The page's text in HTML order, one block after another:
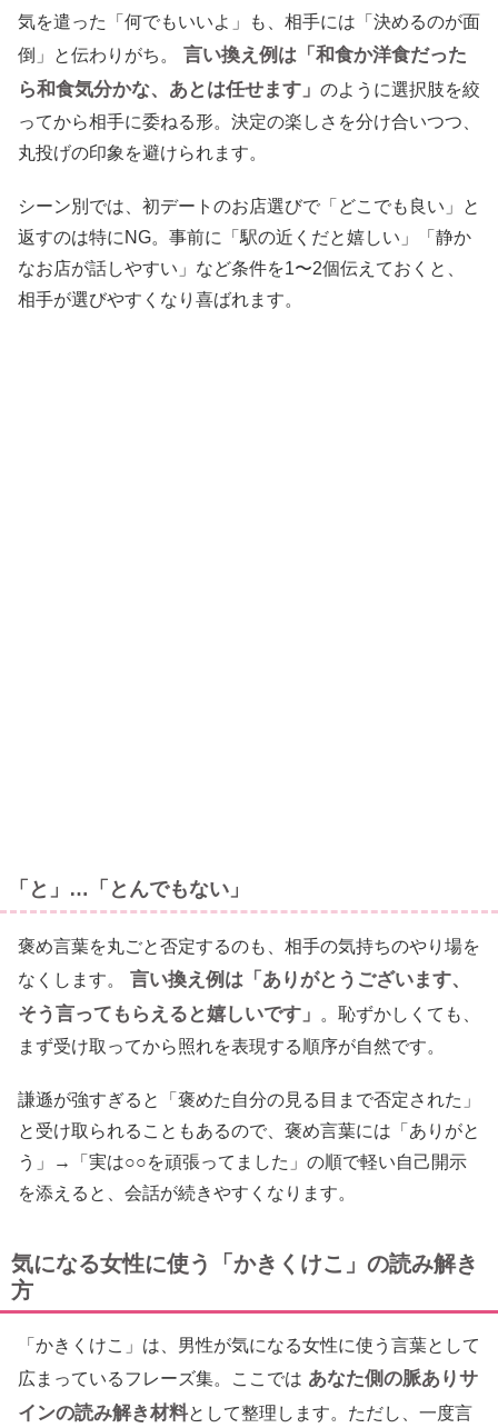
気を遣った「何でもいいよ」も、相手には「決めるのが面
倒」と伝わりがち。
言い換え例は「和食か洋食だった
ら和食気分かな、あとは任せます」 のように選択肢を絞
ってから相手に委ねる形。決定の楽しさを分け合いつつ、
丸投げの印象を避けられます。
シーン別では、初デートのお店選びで「どこでも良い」と
返すのは特にNG。事前に「駅の近くだと嬉しい」「静か
なお店が話しやすい」など条件を1〜2個伝えておくと、
相手が選びやすくなり喜ばれます。
「と」…「とんでもない」
褒め言葉を丸ごと否定するのも、相手の気持ちのやり場を
なくします。
言い換え例は「ありがとうございます、
そう言ってもらえると嬉しいです」
。恥ずかしくても、
まず受け取ってから照れを表現する順序が自然です。
謙遜が強すぎると「褒めた自分の見る目まで否定された」
と受け取られることもあるので、褒め言葉には「ありがと
う」→「実は○○を頑張ってました」の順で軽い自己開示
を添えると、会話が続きやすくなります。
気になる女性に使う「かきくけこ」の読み解き
方
「かきくけこ」は、男性が気になる女性に使う言葉として
広まっているフレーズ集。ここでは あなた側の脈ありサ
インの読み解き材料として整理します。ただし、一度言